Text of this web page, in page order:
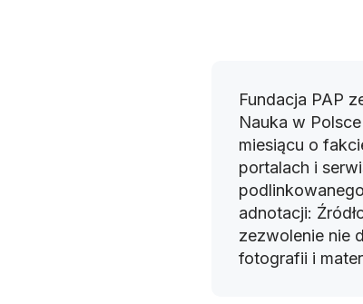
Fundacja PAP
Nauka w
miesiącu o
portalach i
adnotacji:
zezwolenie nie
fotografii i